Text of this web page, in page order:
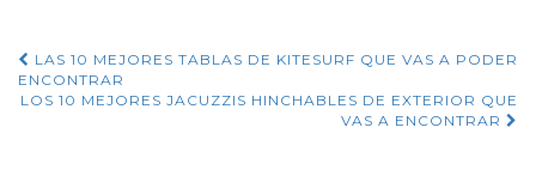
Navegación
de
LAS 10 MEJORES TABLAS DE KITESURF QUE VAS A PODER
ENCONTRAR
LOS 10 MEJORES JACUZZIS HINCHABLES DE EXTERIOR QUE
VAS A ENCONTRAR